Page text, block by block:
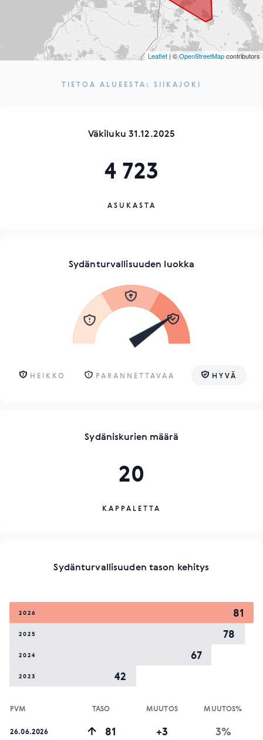
Leaflet | ©OpenStreetMapcontributors
TIETOA ALUEESTA: SIIKAJOKI
Väkiluku 31.12.2025
4 723
ASUKASTA
Sydänturvallisuuden luokka
HEIKKO PARANNETTAVAA HYVÄ
Sydäniskurien määrä
20
KAPPALETTA
Sydänturvallisuuden tason kehitys
2026 81
2025 78
2024 67
2023 42
PVM TASO MUUTOS MUUTOS%
26.06.2026 81 +3 3%